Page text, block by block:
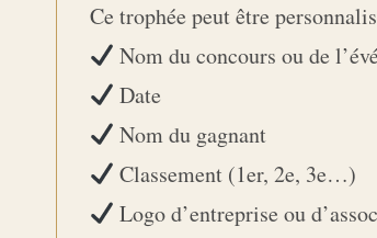
Ce trophée peut être
Nom du concours ou de
Date
Nom du gagnant
Classement (1er, 2e, 3e…)
Logo d’entreprise ou